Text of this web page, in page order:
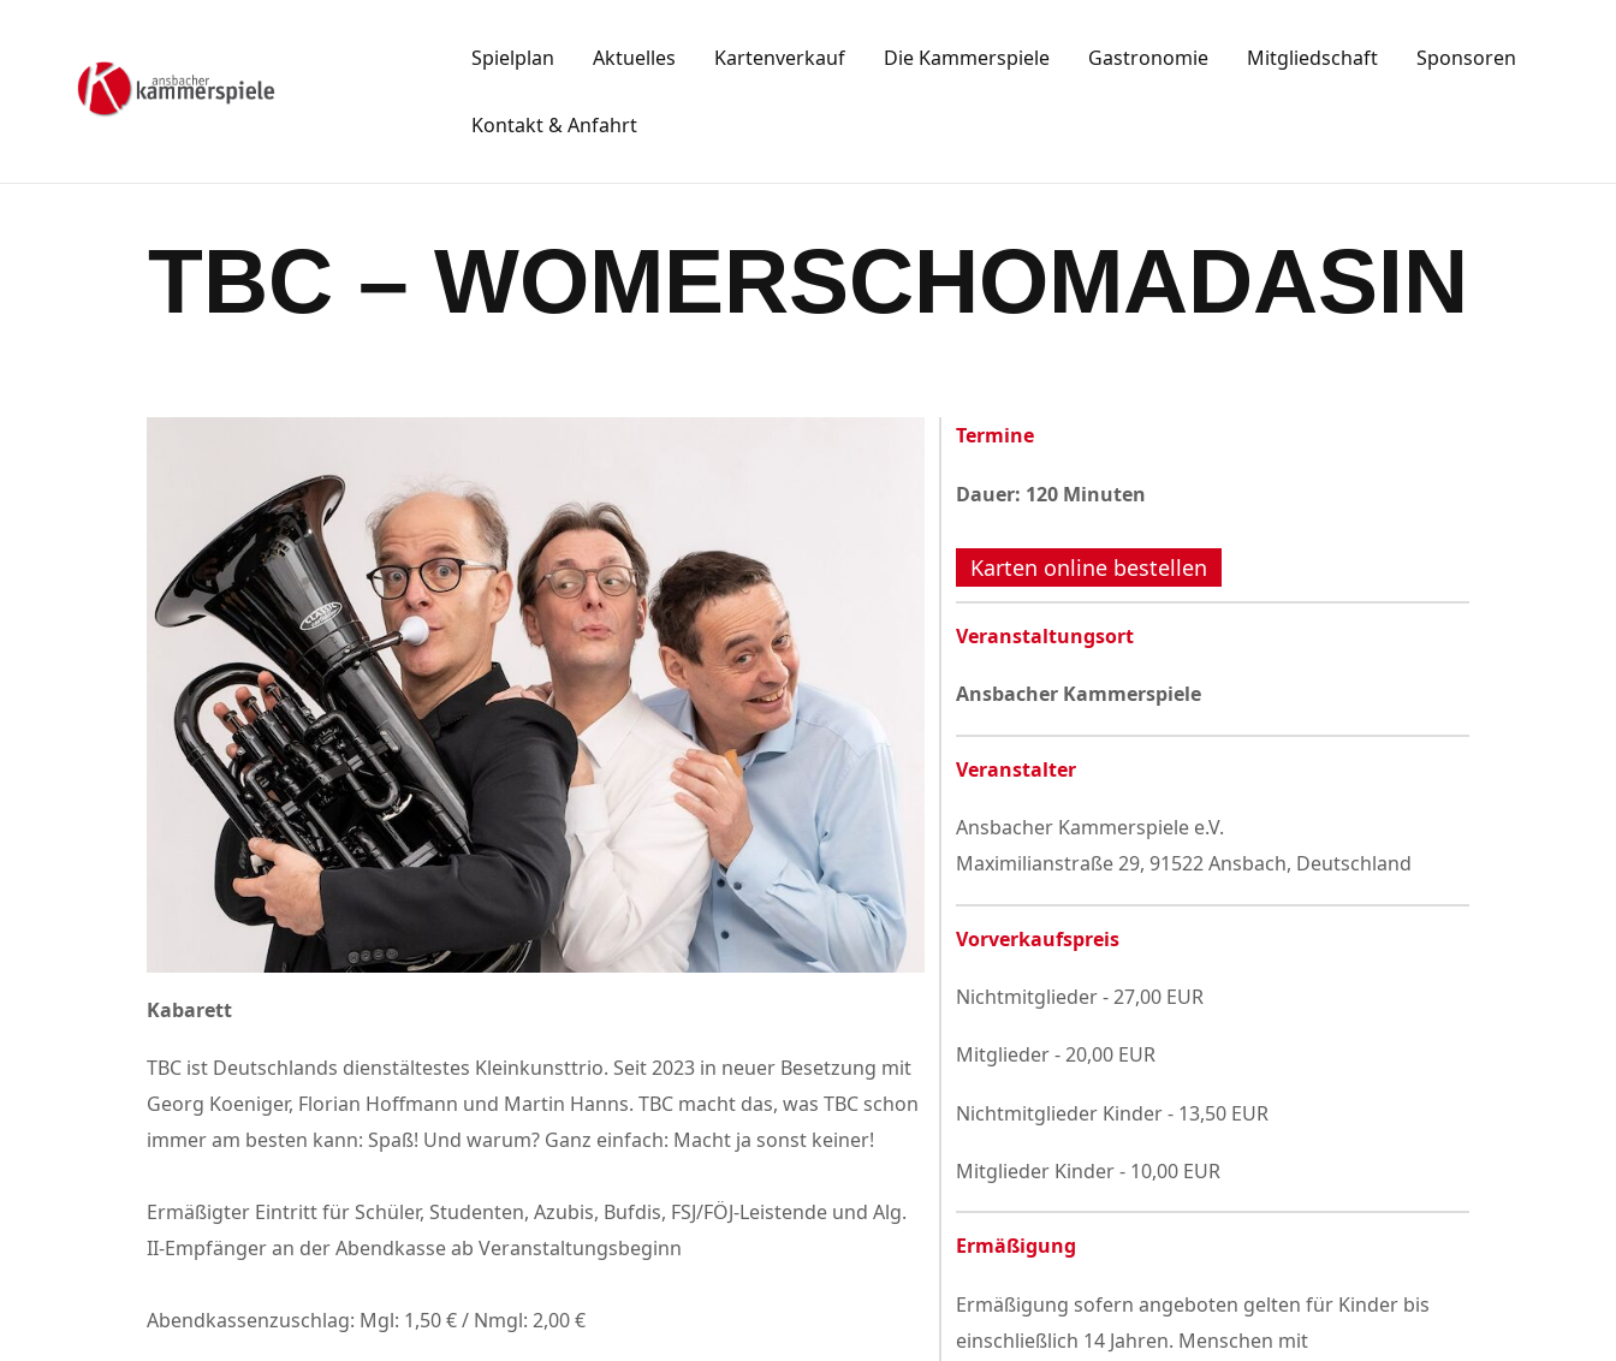
Spielplan Aktuelles Kartenverkauf Die Kammerspiele Gastronomie Mitgliedschaft Sponsoren
Kontakt & Anfahrt
TBC – WOMERSCHOMADASIN
Kartenkauf
Mitgliedschaft
Gastronomie
Impressum
Datenschutzerklärung
Kabarett
TBC ist Deutschlands dienstältestes Kleinkunsttrio. Seit 2023 in neuer Besetzung mit
Georg Koeniger, Florian Hoffmann und Martin Hanns. TBC macht das, was TBC schon
immer am besten kann: Spaß! Und warum? Ganz einfach: Macht ja sonst keiner!
Ermäßigter Eintritt für Schüler, Studenten, Azubis, Bufdis, FSJ/FÖJ-Leistende und Alg.
II-Empfänger an der Abendkasse ab Veranstaltungsbeginn
Abendkassenzuschlag: Mgl: 1,50 € / Nmgl: 2,00 €
Termine
Dauer: 120 Minuten
Karten online bestellen
Veranstaltungsort
Ansbacher Kammerspiele
Veranstalter
Ansbacher Kammerspiele e.V.
Maximilianstraße 29, 91522 Ansbach, Deutschland
Vorverkaufspreis
Nichtmitglieder - 27,00 EUR
Mitglieder - 20,00 EUR
Nichtmitglieder Kinder - 13,50 EUR
Mitglieder Kinder - 10,00 EUR
Ermäßigung
Ermäßigung sofern angeboten gelten für Kinder bis
einschließlich 14 Jahren. Menschen mit